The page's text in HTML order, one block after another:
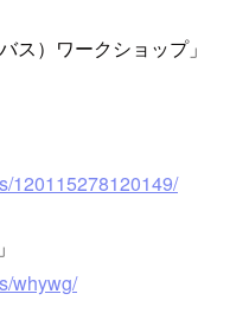
ス）ワークショップ」
120115278120149/
whywg/